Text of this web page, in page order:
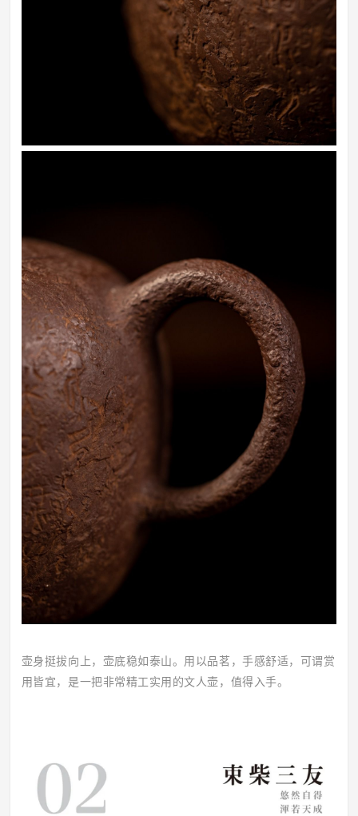
壶身挺拔向上，壶底稳如泰山。用以品茗，手感舒适，可谓赏
用皆宜，是一把非常精工实用的文人壶，值得入手。